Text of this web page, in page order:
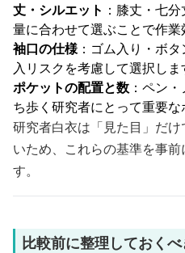
丈・シルエット ：膝丈・七
量に合わせて選ぶことで作
袖口の仕様：ゴム入り・ボ
入リスクを考慮して選択しま
ポケットの配置と数 ：ペン
ち歩く研究者にとって重要
研究者白衣は「見た目」だ
いため、これらの基準を事
す。
比較前に整理しておく